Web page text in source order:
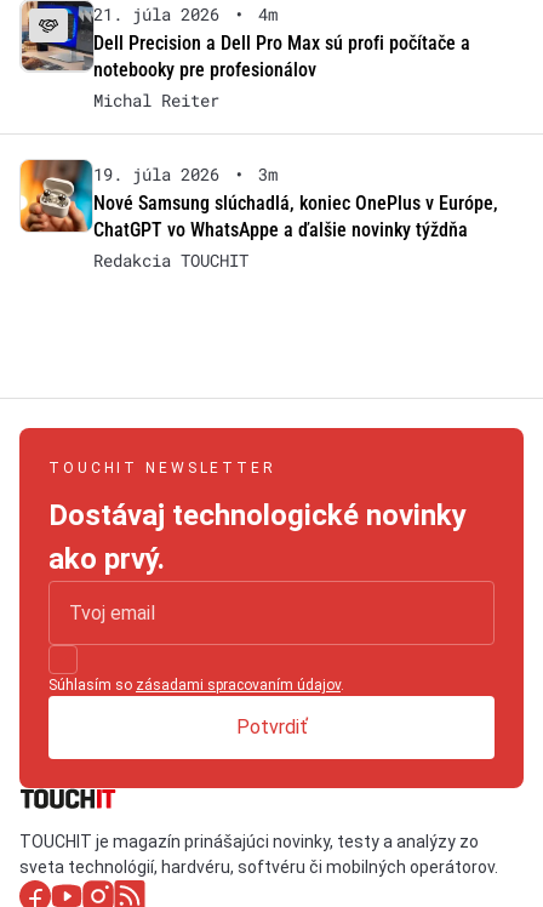
21. júla 2026 •
4m
Dell Precision a Dell Pro Max sú profi počítače a
notebooky pre profesionálov
Michal Reiter
19. júla 2026 •
3m
Nové Samsung slúchadlá, koniec OnePlus v Európe,
ChatGPT vo WhatsAppe a ďalšie novinky týždňa
Redakcia TOUCHIT
TOUCHIT NEWSLETTER
Dostávaj technologické novinky
ako prvý.
Súhlasím so zásadami spracovaním údajov.
Potvrdiť
TOUCHIT je magazín prinášajúci novinky, testy a analýzy zo
sveta technológií, hardvéru, softvéru či mobilných operátorov.